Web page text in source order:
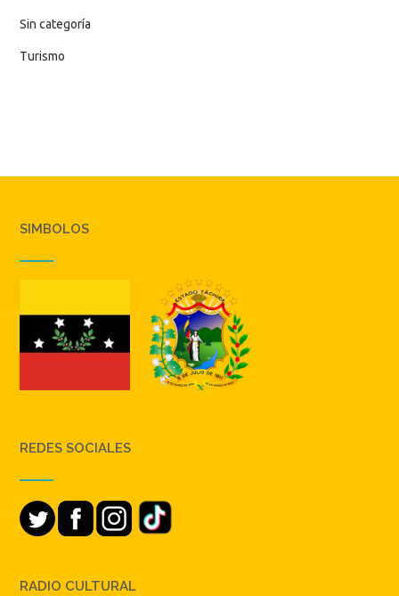
Sin categoría
Turismo
SIMBOLOS
REDES SOCIALES
RADIO CULTURAL